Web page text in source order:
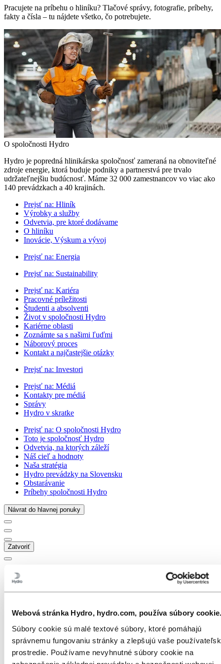
Webová stránka Hydro, hydro.com, používa súbory cookie.
Súbory cookie sú malé textové súbory, ktoré pomáhajú
správnemu fungovaniu stránky a zlepšujú vaše
prostredie. Používame nevyhnutné súbory cookie na
Pracujete na príbehu o hliníku? Tlačové správy, fotografie, príbehy,
fakty a čísla – tu nájdete všetko, čo potrebujete.
O spoločnosti Hydro
Hydro je popredná hlinikárska spoločnosť zameraná na obnoviteľné
zdroje energie, ktorá buduje podniky a partnerstvá pre trvalo
udržateľnejšiu budúcnosť. Máme 32 000 zamestnancov vo viac ako
140 prevádzkach a 40 krajinách.
Prejsť na: Hliník
Výrobky a služby
Odvetvia, pre ktoré dodávame
O hliníku
Inovácie, Výskum a vývoj
Prejsť na: Energia
Prejsť na: Sustainability
Prejsť na: Kariéra
Pracovné príležitosti
Študenti a absolventi
Život v spoločnosti Hydro
Kariérne oblasti
Zoznámte sa s našimi ľuďmi
Náborový proces
Kontakt a najčastejšie otázky
Prejsť na: Investori
Prejsť na: Médiá
Kontakty pre médiá
Správy
Hydro v skratke
Prejsť na: O spoločnosti Hydro
Toto je spoločnosť Hydro
Odvetvia, na ktorých záleží
Náš cieľ a hodnoty
Naša stratégia
Hydro prevádzky na Slovensku
Obstarávanie
Príbehy spoločnosti Hydro
Návrat do hlavnej ponuky
Zatvoriť